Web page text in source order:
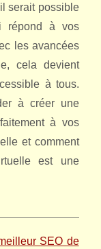
serait possible
répond à vos
les avancées
cela devient
à tous.
à créer une
à vos
et comment
est une
SEO de